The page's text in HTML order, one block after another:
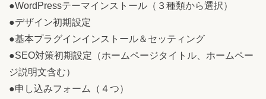
●WordPressテーマインストール（３種類から選択）
●デザイン初期設定
●基本プラグインインストール＆セッティング
●SEO対策初期設定（ホームページタイトル、ホームペー
ジ説明文含む）
●申し込みフォーム（４つ）